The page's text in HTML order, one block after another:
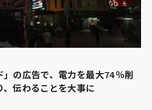
」の広告で、電力を最大74％削
、伝わることを大事に